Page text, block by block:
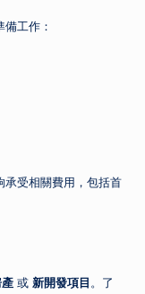
工作：
承受相關費用，包括首
或 新開發項目 。了